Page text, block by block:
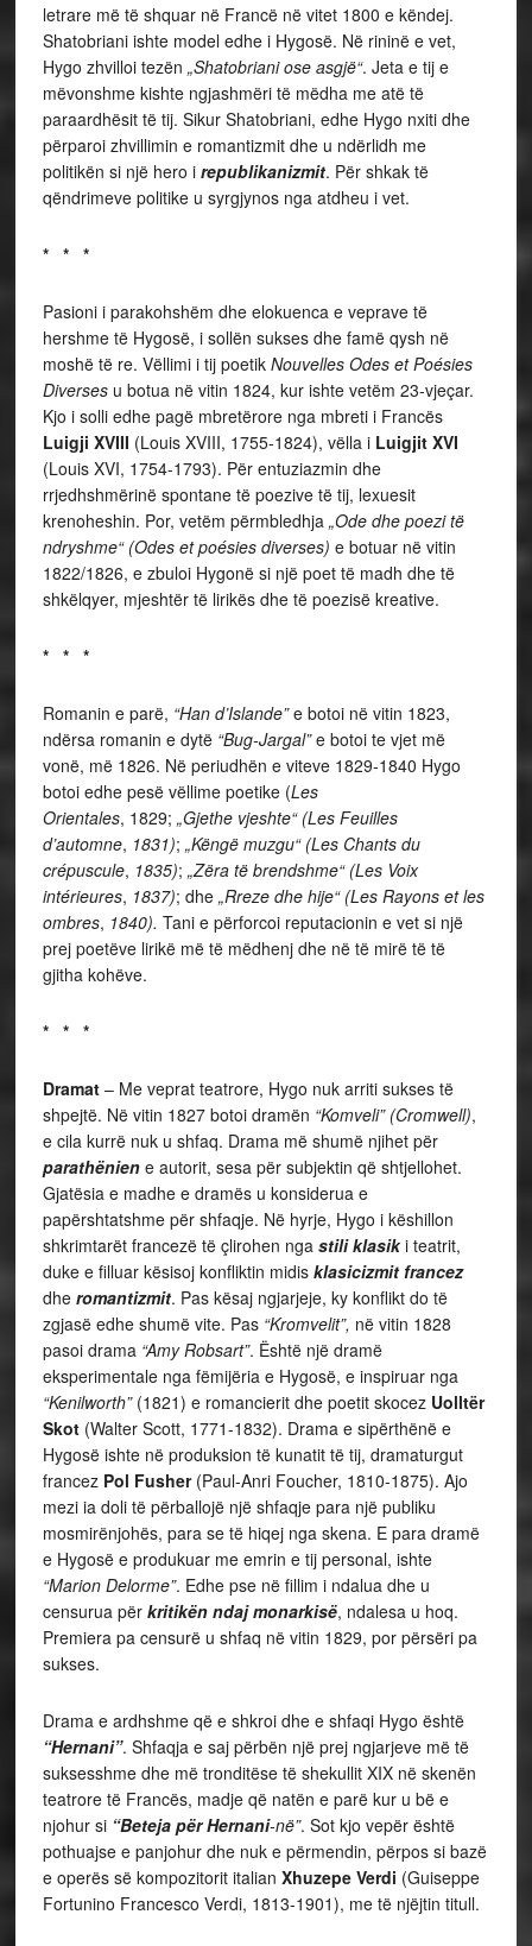
letrare më të shquar në Francë në vitet 1800 e këndej.
Shatobriani ishte model edhe i Hygosë. Në rininë e vet,
Hygo zhvilloi tezën „Shatobriani ose asgjë“. Jeta e tij e
mëvonshme kishte ngjashmëri të mëdha me atë të
paraardhësit të tij. Sikur Shatobriani, edhe Hygo nxiti dhe
përparoi zhvillimin e romantizmit dhe u ndërlidh me
politikën si një hero i republikanizmit. Për shkak të
qëndrimeve politike u syrgjynos nga atdheu i vet.
* * *
Pasioni i parakohshëm dhe elokuenca e veprave të
hershme të Hygosë, i sollën sukses dhe famë qysh në
moshë të re. Vëllimi i tij poetik Nouvelles Odes et Poésies
Diversesu botua në vitin 1824, kur ishte vetëm 23-vjeçar.
Kjo i solli edhe pagë mbretërore nga mbreti i Francës
Luigji XVIII (Louis XVIII, 1755-1824), vëlla i Luigjit XVI
(Louis XVI, 1754-1793). Për entuziazmin dhe
rrjedhshmërinë spontane të poezive të tij, lexuesit
krenoheshin. Por, vetëm përmbledhja „Ode dhe poezi të
ndryshme“ (Odes et poésies diverses) e botuar në vitin
1822/1826, e zbuloi Hygonë si një poet të madh dhe të
shkëlqyer, mjeshtër të lirikës dhe të poezisë kreative.
* * *
Romanin e parë, “Han d’Islande”e botoi në vitin 1823,
ndërsa romanin e dytë “Bug-Jargal”e botoi te vjet më
vonë, më 1826. Në periudhën e viteve 1829-1840 Hygo
botoi edhe pesë vëllime poetike (Les
Orientales, 1829; „Gjethe vjeshte“ (Les Feuilles
d’automne, 1831); „Këngë muzgu“ (Les Chants du
crépuscule, 1835); „Zëra të brendshme“ (Les Voix
intérieures, 1837); dhe „Rreze dhe hije“ (Les Rayons et les
ombres, 1840). Tani e përforcoi reputacionin e vet si një
prej poetëve lirikë më të mëdhenj dhe në të mirë të të
gjitha kohëve.
* * *
Dramat – Me veprat teatrore, Hygo nuk arriti sukses të
shpejtë. Në vitin 1827 botoi dramën “Komveli” (Cromwell),
e cila kurrë nuk u shfaq. Drama më shumë njihet për
parathëniene autorit, sesa për subjektin që shtjellohet.
Gjatësia e madhe e dramës u konsiderua e
papërshtatshme për shfaqje. Në hyrje, Hygo i këshillon
shkrimtarët francezë të çlirohen nga stili klasiki teatrit,
duke e filluar kësisoj konfliktin midis klasicizmit francez
dheromantizmit. Pas kësaj ngjarjeje, ky konflikt do të
zgjasë edhe shumë vite. Pas “Kromvelit”, në vitin 1828
pasoi drama “Amy Robsart”. Është një dramë
eksperimentale nga fëmijëria e Hygosë, e inspiruar nga
“Kenilworth”(1821) e romancierit dhe poetit skocez Uolltër
Skot (Walter Scott, 1771-1832). Drama e sipërthënë e
Hygosë ishte në produksion të kunatit të tij, dramaturgut
francez Pol Fusher (Paul-Anri Foucher, 1810-1875). Ajo
mezi ia doli të përballojë një shfaqje para një publiku
mosmirënjohës, para se të hiqej nga skena. E para dramë
e Hygosë e produkuar me emrin e tij personal, ishte
“Marion Delorme”. Edhe pse në fillim i ndalua dhe u
censurua për kritikën ndaj monarkisë, ndalesa u hoq.
Premiera pa censurë u shfaq në vitin 1829, por përsëri pa
sukses.
Drama e ardhshme që e shkroi dhe e shfaqi Hygo është
“Hernani”. Shfaqja e saj përbën një prej ngjarjeve më të
suksesshme dhe më tronditëse të shekullit XIX në skenën
teatrore të Francës, madje që natën e parë kur u bë e
njohur si “Beteja për Hernani-në”. Sot kjo vepër është
pothuajse e panjohur dhe nuk e përmendin, përpos si bazë
e operës së kompozitorit italian Xhuzepe Verdi (Guiseppe
Fortunino Francesco Verdi, 1813-1901), me të njëjtin titull.